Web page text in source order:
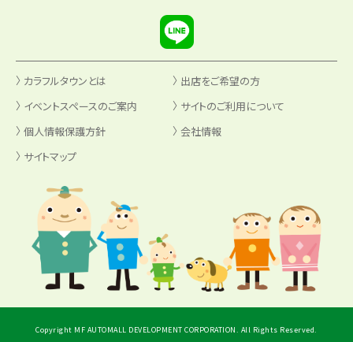
カラフルタウンとは
出店をご希望の方
イベントスペースのご案内
サイトのご利用について
個人情報保護方針
会社情報
サイトマップ
Copyright MF AUTOMALL DEVELOPMENT CORPORATION. All Rights Reserved.